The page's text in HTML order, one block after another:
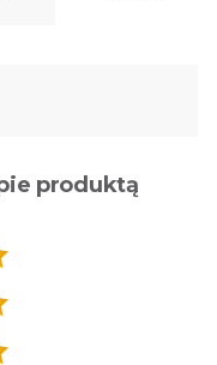
produktą